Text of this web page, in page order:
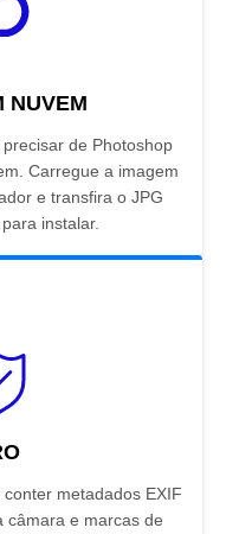
NUVEM
de Photoshop
Carregue a imagem
e transfira o JPG
instalar.
metadados EXIF
câmara e marcas de